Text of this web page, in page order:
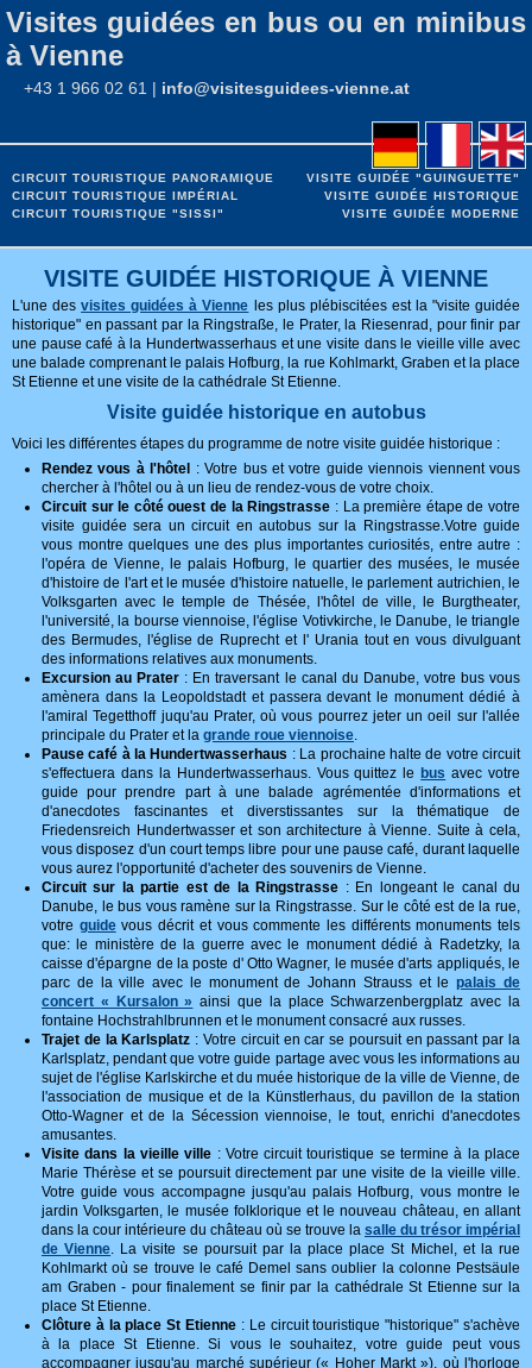
Visites guidées en bus ou en minibus
à Vienne
+43 1 966 02 61 | info@visitesguidees-vienne.at
VISITE GUIDÉE "GUINGUETTE"
VISITE GUIDÉE HISTORIQUE
VISITE GUIDÉE MODERNE
CIRCUIT TOURISTIQUE PANORAMIQUE
CIRCUIT TOURISTIQUE IMPÉRIAL
CIRCUIT TOURISTIQUE "SISSI"
VISITE GUIDÉE HISTORIQUE À VIENNE
L'une desvisites guidées à Vienne les plus plébiscitées est la "visite guidée
historique" en passant par la Ringstraße, le Prater, la Riesenrad, pour finir par
une pause café à la Hundertwasserhaus et une visite dans le vieille ville avec
une balade comprenant le palais Hofburg, la rue Kohlmarkt, Graben et la place
St Etienne et une visite de la cathédrale St Etienne.
Visite guidée historique en autobus
Voici les différentes étapes du programme de notre visite guidée historique :
Rendez vous à l'hôtel
: Votre bus et votre guide viennois viennent vous
chercher à l'hôtel ou à un lieu de rendez-vous de votre choix.
Circuit sur le côté ouest de la Ringstrasse : La première étape de votre
visite guidée sera un circuit en autobus sur la Ringstrasse.Votre guide
vous montre quelques une des plus importantes curiosités, entre autre :
l'opéra de Vienne, le palais Hofburg, le quartier des musées, le musée
d'histoire de l'art et le musée d'histoire natuelle, le parlement autrichien, le
Volksgarten avec le temple de Thésée, l'hôtel de ville, le Burgtheater,
l'université, la bourse viennoise, l'église Votivkirche, le Danube, le triangle
des Bermudes, l'église de Ruprecht et l' Urania tout en vous divulguant
des informations relatives aux monuments.
Excursion au Prater : En traversant le canal du Danube, votre bus vous
amènera dans la Leopoldstadt et passera devant le monument dédié à
l'amiral Tegetthoff juqu'au Prater, où vous pourrez jeter un oeil sur l'allée
principale du Prater et la grande roue viennoise.
Pause café à la Hundertwasserhaus : La prochaine halte de votre circuit
s'effectuera dans la Hundertwasserhaus. Vous quittez le bus avec votre
guide pour prendre part à une balade agrémentée d'informations et
d'anecdotes fascinantes et diverstissantes sur la thématique de
Friedensreich Hundertwasser et son architecture à Vienne. Suite à cela,
vous disposez d'un court temps libre pour une pause café, durant laquelle
vous aurez l'opportunité d'acheter des souvenirs de Vienne.
Circuit sur la partie est de la Ringstrasse : En longeant le canal du
Danube, le bus vous ramène sur la Ringstrasse. Sur le côté est de la rue,
votre guidevous décrit et vous commente les différents monuments tels
que: le ministère de la guerre avec le monument dédié à Radetzky, la
caisse d'épargne de la poste d' Otto Wagner, le musée d'arts appliqués, le
parc de la ville avec le monument de Johann Strauss et lepalais de
concert « Kursalon » ainsi que la place Schwarzenbergplatz avec la
fontaine Hochstrahlbrunnen et le monument consacré aux russes.
Trajet de la Karlsplatz : Votre circuit en car se poursuit en passant par la
Karlsplatz, pendant que votre guide partage avec vous les informations au
sujet de l'église Karlskirche et du muée historique de la ville de Vienne, de
l'association de musique et de la Künstlerhaus, du pavillon de la station
Otto-Wagner et de la Sécession viennoise, le tout, enrichi d'anecdotes
amusantes.
Visite dans la vieille ville : Votre circuit touristique se termine à la place
Marie Thérèse et se poursuit directement par une visite de la vieille ville.
Votre guide vous accompagne jusqu'au palais Hofburg, vous montre le
jardin Volksgarten, le musée folklorique et le nouveau château, en allant
dans la cour intérieure du château où se trouve la salle du trésor impérial
de Vienne. La visite se poursuit par la place place St Michel, et la rue
Kohlmarkt où se trouve le café Demel sans oublier la colonne Pestsäule
am Graben - pour finalement se finir par la cathédrale St Etienne sur la
place St Etienne.
Clôture à la place St Etienne : Le circuit touristique "historique" s'achève
à la place St Etienne. Si vous le souhaitez, votre guide peut vous
accompagner jusqu'au marché supérieur (« Hoher Markt »), où l'horloge